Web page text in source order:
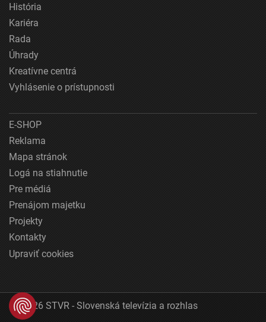
História
Kariéra
Rada
Úhrady
Kreatívne centrá
Vyhlásenie o prístupnosti
E-SHOP
Reklama
Mapa stránok
Logá na stiahnutie
Pre médiá
Prenájom majetku
Projekty
Kontakty
Upraviť cookies
© 2026 STVR - Slovenská televízia a rozhlas